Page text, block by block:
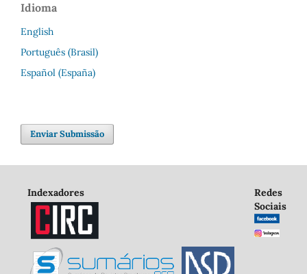
Idioma
English
Português (Brasil)
Español (España)
Enviar Submissão
Indexadores
Redes
Sociais